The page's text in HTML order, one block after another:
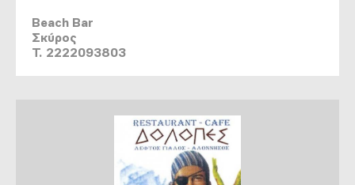
Beach Bar
Σκύρος
T. 2222093803